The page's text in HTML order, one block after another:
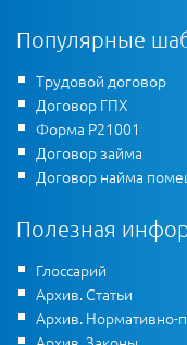
Популярные
Трудовой договор
Договор ГПХ
Форма Р21001
Договор займа
Договор найма
Полезная
Глоссарий
Архив. Статьи
Архив. Нормативно-